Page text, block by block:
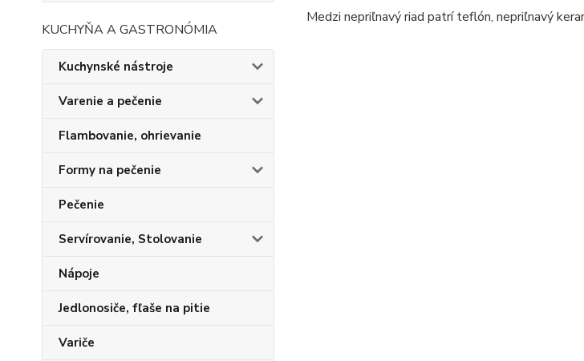
KUCHYŇA A GASTRONÓMIA
Kuchynské nástroje
Varenie a pečenie
Flambovanie, ohrievanie
Formy na pečenie
Pečenie
Servírovanie, Stolovanie
Nápoje
Jedlonosiče, fľaše na pitie
Variče
Medzi nepriľnavý riad patrí teflón, nepriľnavý